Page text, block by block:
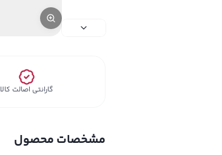
گارانتی اصالت کالا
مشخصات محصول